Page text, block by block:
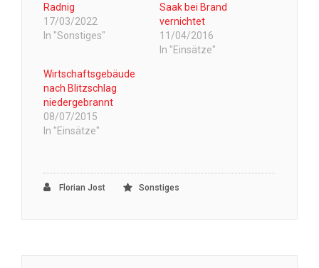
Radnig
17/03/2022
In "Sonstiges"
Saak bei Brand
vernichtet
11/04/2016
In "Einsätze"
Wirtschaftsgebäude
nach Blitzschlag
niedergebrannt
08/07/2015
In "Einsätze"
Florian Jost Sonstiges